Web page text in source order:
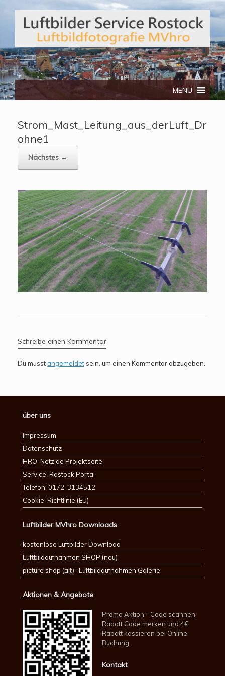
Telefon: 0172/3134512
MENU
Strom_Mast_Leitung_aus_derLuft_Dr
ohne1
Nächstes →
Schreibe einen Kommentar
Du musst angemeldet sein, um einen Kommentar abzugeben.
über uns
Impressum
Datenschutz
HRO-Netz.de Projektseite
Service-Rostock Portal
Telefon: 0172-3134512
Cookie-Richtlinie (EU)
Luftbilder MVhro Downloads
kostenlose Luftbilder Download
Luftbildaufnahmen SHOP (neu)
picture shop (alt)- Luftbildaufnahmen Galerie
Aktionen & Angebote
Promo Aktion - Code scannen,
Rabatt Code merken und 4€
Rabatt kassieren bei Online
Buchung.
Kontakt